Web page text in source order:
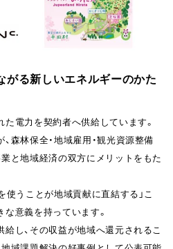
がる新しいエネルギーのかた
電力を契約者へ供給しています。
森林保全・地域雇用・観光資源整備
と地域経済の双方にメリットをもた
使うことが地域貢献に直結する」こ
意義を持っています。
し、その収益が地域へ還元されるこ